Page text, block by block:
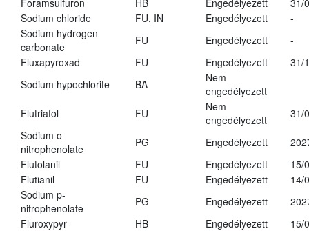
Foramsulfuron HB Engedélyezett
31/
Sodium chloride
FU, IN Engedélyezett
-
Sodium hydrogen
carbonate
FU Engedélyezett
-
Fluxapyroxad
FU Engedélyezett
31/
Sodium hypochlorite
BA
Nem
engedélyezett
Flutriafol
FU
Nem
engedélyezett
31/
Sodium o-
nitrophenolate
PG Engedélyezett
Flutolanil
FU Engedélyezett
15/
Flutianil
FU Engedélyezett
14/
Sodium p-
nitrophenolate
PG Engedélyezett
Fluroxypyr
HB Engedélyezett
15/